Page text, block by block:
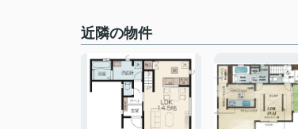
近隣の物件